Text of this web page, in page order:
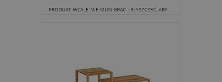
PRODUKT WCALE NIE MUSI GRAĆ I BŁYSZCZEĆ, ABY PRZYCIĄGNĄĆ UWAGĘ. WYSTARCZY FIKUŚNY POMYSŁ NA STRUKTURĘ PÓŁEK I OLŚNIEWAJĄCE WYKONANIE, ABY OTRZYMAĆ EFEKT "WOW".